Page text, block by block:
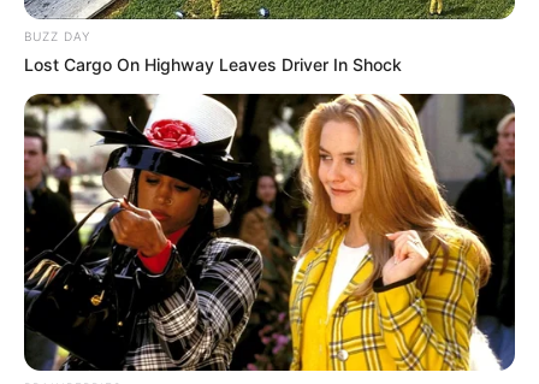
BUZZ DAY
Lost Cargo On Highway Leaves Driver In Shock